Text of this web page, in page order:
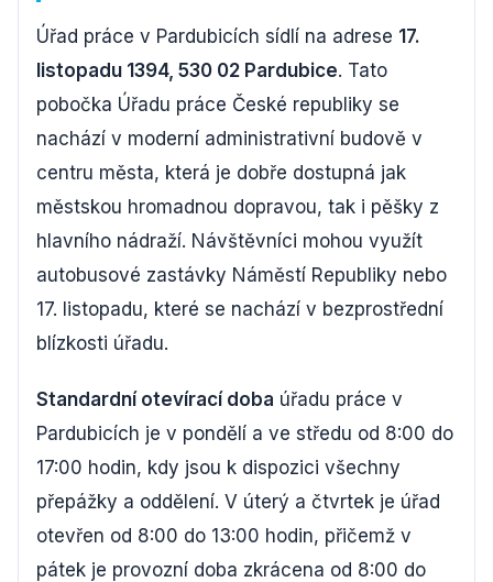
Úřad práce v Pardubicích sídlí na adrese 17.
listopadu 1394, 530 02 Pardubice. Tato
pobočka Úřadu práce České republiky se
nachází v moderní administrativní budově v
centru města, která je dobře dostupná jak
městskou hromadnou dopravou, tak i pěšky z
hlavního nádraží. Návštěvníci mohou využít
autobusové zastávky Náměstí Republiky nebo
17. listopadu, které se nachází v bezprostřední
blízkosti úřadu.
Standardní otevírací doba úřadu práce v
Pardubicích je v pondělí a ve středu od 8:00 do
17:00 hodin, kdy jsou k dispozici všechny
přepážky a oddělení. V úterý a čtvrtek je úřad
otevřen od 8:00 do 13:00 hodin, přičemž v
pátek je provozní doba zkrácena od 8:00 do